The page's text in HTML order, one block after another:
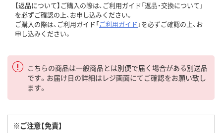
【返品について】ご購入の際は、ご利用ガイド「返品・交換について」
を必ずご確認の上、お申し込みください。
ご購入の際は、ご利用ガイド「ご利用ガイド 」を必ずご確認の上、お
申し込みください。
こちらの商品は一般商品とは別便で届く場合がある別送品
です。お届け日の詳細はレジ画面にてご確認をお願い致し
ます。
※ご注意【免責】